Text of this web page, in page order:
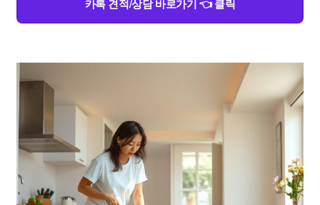
카톡 견적/상담 바로가기 👈 클릭